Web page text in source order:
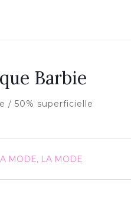
Barbie
/ 50% superficielle
MODE, LA MODE